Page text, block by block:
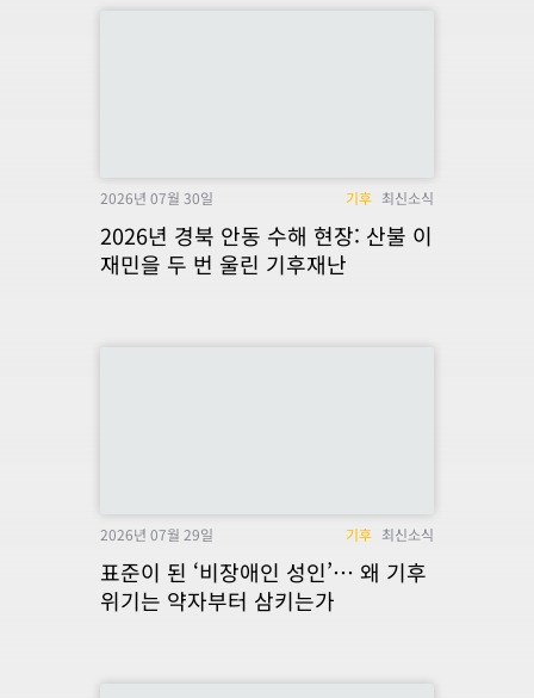
2026년 07월 30일 기후 최신소식
2026년 경북 안동 수해 현장: 산불 이
재민을 두 번 울린 기후재난
2026년 07월 29일 기후 최신소식
표준이 된 ‘비장애인 성인’… 왜 기후
위기는 약자부터 삼키는가